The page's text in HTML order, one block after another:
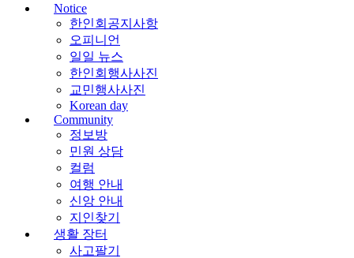
Notice
한인회공지사항
오피니언
일일 뉴스
한인회행사사진
교민행사사진
Korean day
Community
정보방
민원 상담
컬럼
여행 안내
신앙 안내
지인찾기
생활 장터
사고팔기